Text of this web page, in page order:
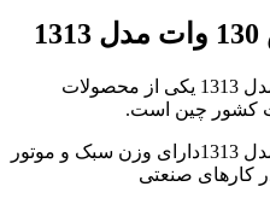
پیستوله برقی رونیکس 130 وات مدل 1313 یکی از محصولات
کشور چین است.
پیستوله برقی رونیکس 130 وات مدل 1313دارای وزن سبک و موتور
کارهای صنعتی